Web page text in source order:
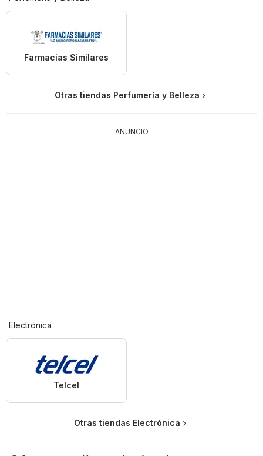
Farmacias Similares
Otras tiendas Perfumería y Belleza
ANUNCIO
Electrónica
Telcel
Otras tiendas Electrónica